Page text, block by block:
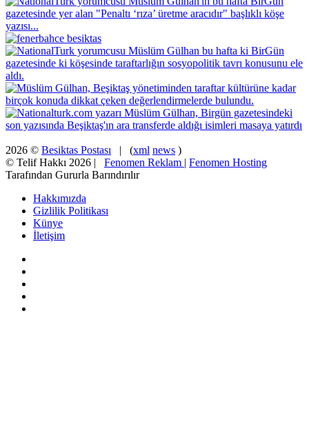
2026 © Besiktas Postası | (xml news )
© Telif Hakkı 2026 | Fenomen Reklam | Fenomen Hosting
Tarafından Gururla Barındırılır
Hakkımızda
Gizlilik Politikası
Künye
İletişim